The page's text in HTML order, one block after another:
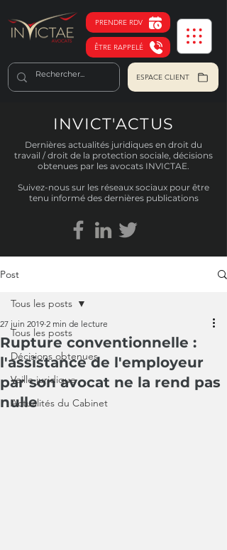
PRENDRE RDV
ÊTRE RAPPELÉ
ESPACE CLIENT
INVICT'ACTUS
Dernières actualités juridiques en droit du
travail / droit de la protection sociale, décisions
obtenues par les avocats INVICTAE.
Suivez-nous sur les réseaux sociaux pour être
tenu informé des dernières publications
Post
Tous les posts
Décisions obtenues
Veille juridique
Actualités du Cabinet
Tous les posts
Rupture conventionnelle :
l'assistance de l'employeur
par son avocat ne la rend pas
nulle
27 juin 2019 2 min de lecture